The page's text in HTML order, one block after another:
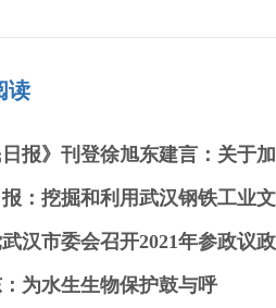
读
报》刊登徐旭东建言：关于
：挖掘和利用武汉钢铁工业
汉市委会召开2021年参政议
为水生生物保护鼓与呼